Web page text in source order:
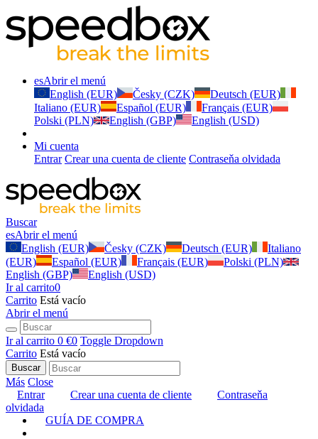
esAbrir el menú
English (EUR)
Česky (CZK)
Deutsch (EUR)
Italiano (EUR)
Español (EUR)
Français (EUR)
Polski (PLN)
English (GBP) English (USD)
Mi cuenta
Entrar Crear una cuenta de cliente Contraseňa olvidada
Buscar
esAbrir el menú
English (EUR)
Česky (CZK) Deutsch (EUR)
Italiano
(EUR)
Español (EUR) Français (EUR)
Polski (PLN)
English (GBP)
English (USD)
Ir al carrito0
Carrito Está vacío
Abrir el menú
Ir al carrito 0 €0 Toggle Dropdown
Carrito Está vacío
Buscar
Más Close
Entrar
Crear una cuenta de cliente
Contraseňa
olvidada
GUÍA DE COMPRA